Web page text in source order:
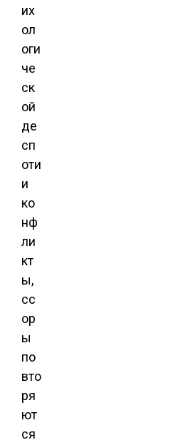
их
ол
оги
че
ск
ой
де
сп
оти
и
ко
нф
ли
кт
ы,
сс
ор
ы
по
вто
ря
ют
ся